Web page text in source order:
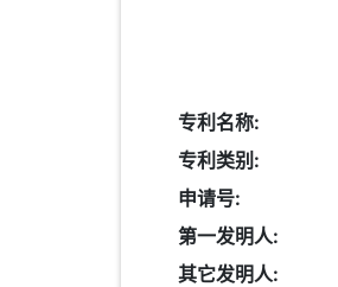
专利名称:
专利类别:
申请号:
第一发明人:
其它发明人: